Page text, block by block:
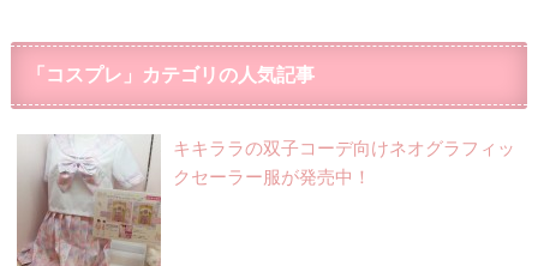
「コスプレ」カテゴリの人気記事
キキララの双子コーデ向けネオグラフィッ
クセーラー服が発売中！